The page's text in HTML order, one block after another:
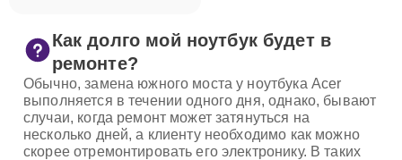
Как долго мой ноутбук будет в
ремонте?
Обычно, замена южного моста у ноутбука Acer
выполняется в течении одного дня, однако, бывают
случаи, когда ремонт может затянуться на
несколько дней, а клиенту необходимо как можно
скорее отремонтировать его электронику. В таких